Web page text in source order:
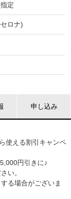
定
ロナ)
申し込み
使える割引キャンペ
円引きに♪
い。
る場合がございま